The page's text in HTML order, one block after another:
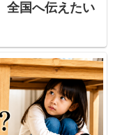
全国へ伝えたい